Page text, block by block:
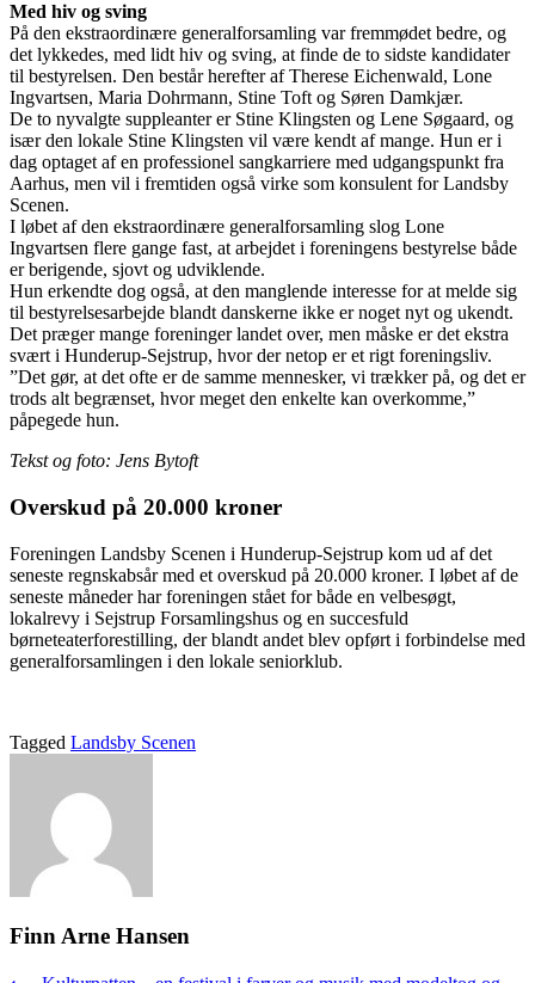
Med hiv og sving
På den ekstraordinære generalforsamling var fremmødet bedre, og
det lykkedes, med lidt hiv og sving, at finde de to sidste kandidater
til bestyrelsen. Den består herefter af Therese Eichenwald, Lone
Ingvartsen, Maria Dohrmann, Stine Toft og Søren Damkjær.
De to nyvalgte suppleanter er Stine Klingsten og Lene Søgaard, og
især den lokale Stine Klingsten vil være kendt af mange. Hun er i
dag optaget af en professionel sangkarriere med udgangspunkt fra
Aarhus, men vil i fremtiden også virke som konsulent for Landsby
Scenen.
I løbet af den ekstraordinære generalforsamling slog Lone
Ingvartsen flere gange fast, at arbejdet i foreningens bestyrelse både
er berigende, sjovt og udviklende.
Hun erkendte dog også, at den manglende interesse for at melde sig
til bestyrelsesarbejde blandt danskerne ikke er noget nyt og ukendt.
Det præger mange foreninger landet over, men måske er det ekstra
svært i Hunderup-Sejstrup, hvor der netop er et rigt foreningsliv.
”Det gør, at det ofte er de samme mennesker, vi trækker på, og det er
trods alt begrænset, hvor meget den enkelte kan overkomme,”
påpegede hun.
Tekst og foto: Jens Bytoft
Overskud på 20.000 kroner
Foreningen Landsby Scenen i Hunderup-Sejstrup kom ud af det
seneste regnskabsår med et overskud på 20.000 kroner. I løbet af de
seneste måneder har foreningen stået for både en velbesøgt,
lokalrevy i Sejstrup Forsamlingshus og en succesfuld
børneteaterforestilling, der blandt andet blev opført i forbindelse med
generalforsamlingen i den lokale seniorklub.
Tagged Landsby Scenen
Finn Arne Hansen